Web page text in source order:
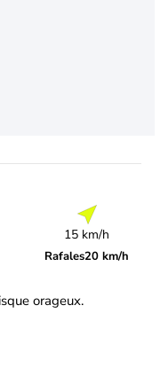
15 km/h
Rafales20 km/h
orageux.